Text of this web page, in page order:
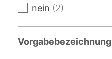
nein 2
Vorgabebezeichnung